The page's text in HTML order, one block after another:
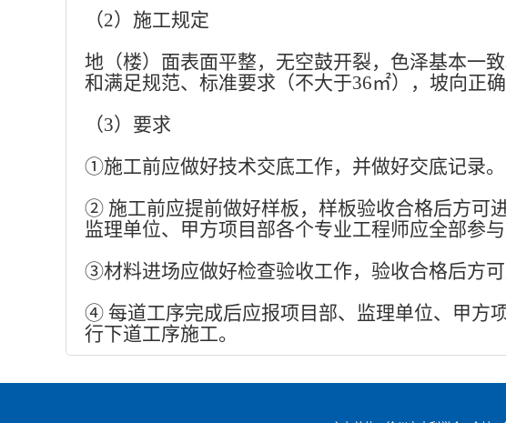
（2）施工规定
地（楼）面表面平整，无空鼓开裂，色泽基本一
和满足规范、标准要求（不大于36㎡），坡向正
（3）要求
①施工前应做好技术交底工作，并做好交底记录。
② 施工前应提前做好样板，样板验收合格后方可
监理单位、甲方项目部各个专业工程师应全部参与
③材料进场应做好检查验收工作，验收合格后方可
④ 每道工序完成后应报项目部、监理单位、甲方
行下道工序施工。